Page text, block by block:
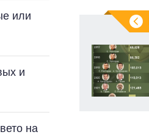
или
и
на
по Украине
Киев и